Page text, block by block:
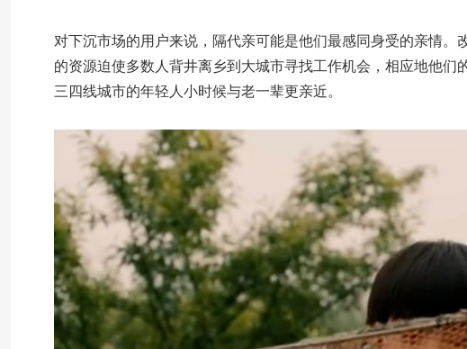
对下沉市场的用户来说，隔代亲可能是他们最感同身受的亲情
的资源迫使多数人背井离乡到大城市寻找工作机会，相应地他
三四线城市的年轻人小时候与老一辈更亲近。